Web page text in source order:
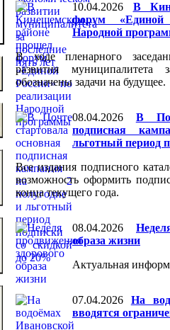
10.04.2026
В
форум «Единой
Народной
В ходе пленарного
развития
обозначены задачи на будущее.
08.04.2026
В
подписная
льготный период
Все издания подписного
возможность оформить
конца текущего года.
08.04.2026
образа жизни
Актуальная
07.04.2026
На
вводятся